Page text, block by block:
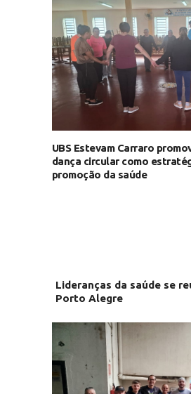
UBS Estevam Carraro
dança circular como
promoção da saúde
Lideranças da saúde se
Porto Alegre